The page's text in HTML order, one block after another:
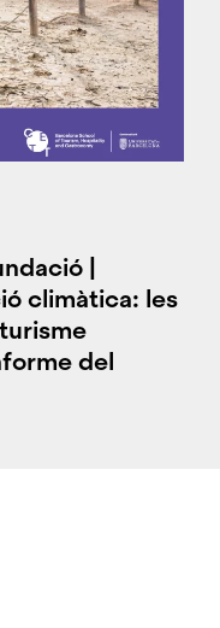
|
climàtica: les
del